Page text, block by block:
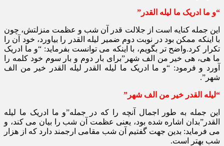
“و ما ادریک ما لیله القدر”
این جمله کنایه است از جلالت قدر آن شب و عظمت منزلتش، چون
با اینکه ممکن بود در نوبت دوم ضمیر لیله القدر را بیاورد، خود آن را
تکرار کرد.واضح تر بگویم، با اینکه می توانست بفرماید: “و ما ادریک
ما هی، هی خیر من الف شهر”برای بار دوم و بار سوم خود کلمه را
آورد و فرمود: “و ما ادریک ما لیله القدر لیله القدر خیر من الف
شهر”.
“لیله القدر خیر من الف شهر”
این جمله به طور اجمال آنچه را که در جمله”و ما ادریک ما لیله
القدر”بدان اشاره شده بود، یعنی عظمت آن شب را بیان می کند، و
می فرماید: بدین جهت گفتیم آن شب مقامی ارجمند دارد که از هزار
شب بهتر است.